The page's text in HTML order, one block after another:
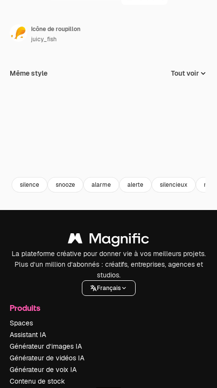
Icône de roupillon
juicy_fish
Même style Tout voir
silence snooze alarme alerte silencieux
La plateforme créative pour donner vie à vos meilleurs projets.
Plus d’un million d’abonnés : créatifs, entreprises, agences et
studios.
Français
Produits
Spaces
Assistant IA
Générateur d’images IA
Générateur de vidéos IA
Générateur de voix IA
Contenu de stock